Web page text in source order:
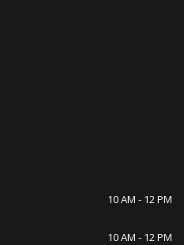
10 AM - 12 PM
10 AM - 12 PM